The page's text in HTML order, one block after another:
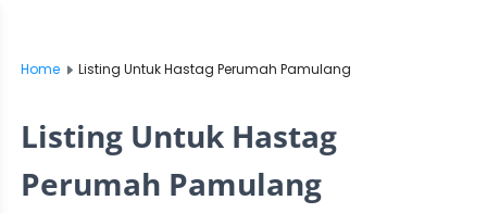
Home Listing Untuk Hastag Perumah Pamulang
Listing Untuk Hastag
Perumah Pamulang